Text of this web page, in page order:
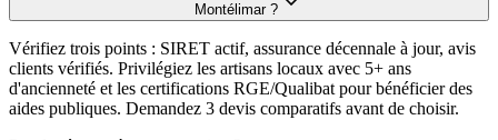
Montélimar ?
Vérifiez trois points : SIRET actif, assurance décennale à jour, avis
clients vérifiés. Privilégiez les artisans locaux avec 5+ ans
d'ancienneté et les certifications RGE/Qualibat pour bénéficier des
aides publiques. Demandez 3 devis comparatifs avant de choisir.